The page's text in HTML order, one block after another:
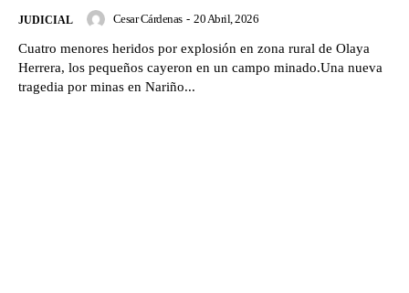
JUDICIAL Cesar Cárdenas - 20 Abril, 2026
Cuatro menores heridos por explosión en zona rural de Olaya
Herrera, los pequeños cayeron en un campo minado.Una nueva
tragedia por minas en Nariño...